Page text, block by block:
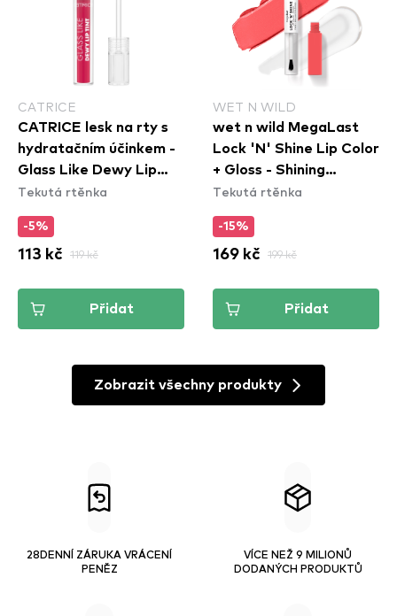
CATRICE
CATRICE lesk na rty s
hydratačním účinkem -
Glass Like Dewy Lip
Tint - 030 Happy Lips,
Tekutá rtěnka
-5%
113 kč 119 kč
Přidat
WET N WILD
wet n wild MegaLast
Lock 'N' Shine Lip Color
+ Gloss - Shining
Hibiscus
Tekutá rtěnka
-15%
169 kč 199 kč
Přidat
Zobrazit všechny produkty
28DENNÍ ZÁRUKA VRÁCENÍ
PENĚZ
VÍCE NEŽ 9 MILIONŮ
DODANÝCH PRODUKTŮ